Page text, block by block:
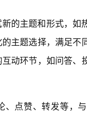
的主题和形式，如
主题选择，满足不
动环节，如问答、
、点赞、转发等，